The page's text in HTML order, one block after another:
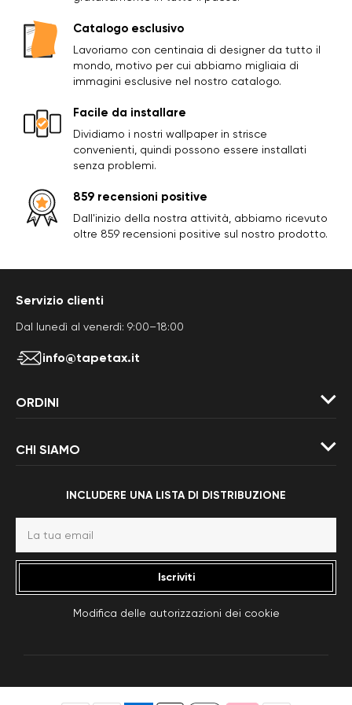
Catalogo esclusivo
Lavoriamo con centinaia di designer da tutto il
mondo, motivo per cui abbiamo migliaia di
immagini esclusive nel nostro catalogo.
Facile da installare
Dividiamo i nostri wallpaper in strisce
convenienti, quindi possono essere installati
senza problemi.
859 recensioni positive
Dall'inizio della nostra attività, abbiamo ricevuto
oltre 859 recensioni positive sul nostro prodotto.
Servizio clienti
Dal lunedì al venerdì: 9:00–18:00
info@tapetax.it
ORDINI
CHI SIAMO
INCLUDERE UNA LISTA DI DISTRIBUZIONE
Iscriviti
Modifica delle autorizzazioni dei cookie